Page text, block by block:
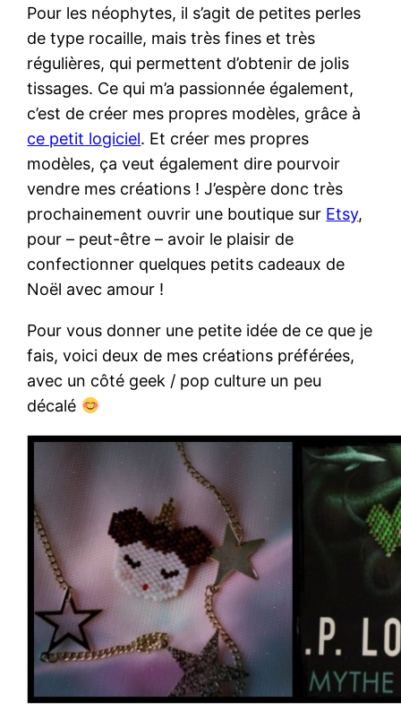
Pour les néophytes, il s’agit de petites perles
de type rocaille, mais très fines et très
régulières, qui permettent d’obtenir de jolis
tissages. Ce qui m’a passionnée également,
c’est de créer mes propres modèles, grâce à
ce petit logiciel. Et créer mes propres
modèles, ça veut également dire pourvoir
vendre mes créations ! J’espère donc très
prochainement ouvrir une boutique sur Etsy,
pour – peut-être – avoir le plaisir de
confectionner quelques petits cadeaux de
Noël avec amour !
Pour vous donner une petite idée de ce que je
fais, voici deux de mes créations préférées,
avec un côté geek / pop culture un peu
décalé